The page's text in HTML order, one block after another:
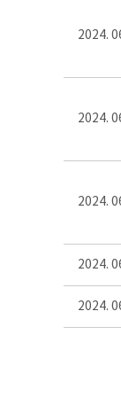
2024.
2024.
2024.
2024.
2024.